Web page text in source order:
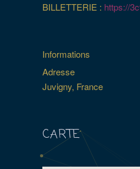
BILLETTERIE : https://
Informations
Adresse
Juvigny, France
CARTE